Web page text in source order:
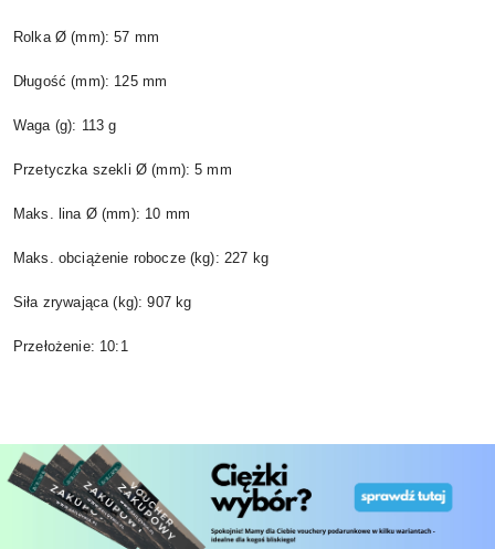
Rolka Ø (mm): 57 mm
Długość (mm): 125 mm
Waga (g): 113 g
Przetyczka szekli Ø (mm): 5 mm
Maks. lina Ø (mm): 10 mm
Maks. obciążenie robocze (kg): 227 kg
Siła zrywająca (kg): 907 kg
Przełożenie: 10:1